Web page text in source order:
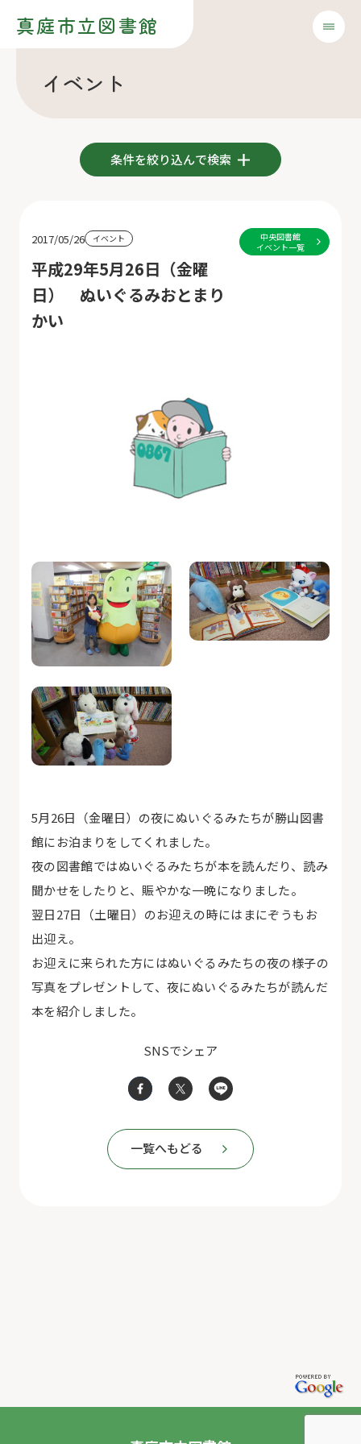
真庭市立図書館
イベント
条件を絞り込んで検索
2017/05/26 イベント
平成29年5月26日（金曜
日） ぬいぐるみおとまり
かい
中央図書館
イベント一覧
5月26日（金曜日）の夜にぬいぐるみたちが勝山図書
館にお泊まりをしてくれました。
夜の図書館ではぬいぐるみたちが本を読んだり、読み
聞かせをしたりと、賑やかな一晩になりました。
翌日27日（土曜日）のお迎えの時にはまにぞうもお
出迎え。
お迎えに来られた方にはぬいぐるみたちの夜の様子の
写真をプレゼントして、夜にぬいぐるみたちが読んだ
本を紹介しました。
SNSでシェア
一覧へもどる